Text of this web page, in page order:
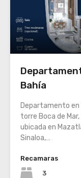
Bahía
Departamento en
torre Boca de Mar,
ubicada en
Sinaloa,…
Recamaras
3